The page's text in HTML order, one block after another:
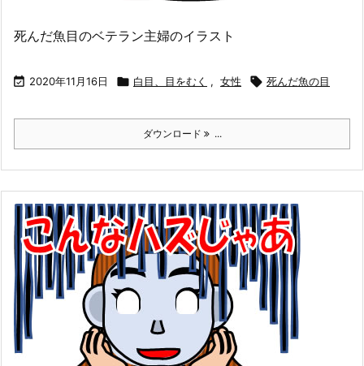
死んだ魚目のベテラン主婦のイラスト
 2020年11月16日  白目、目をむく , 女性  死んだ魚の目
ダウンロード ...